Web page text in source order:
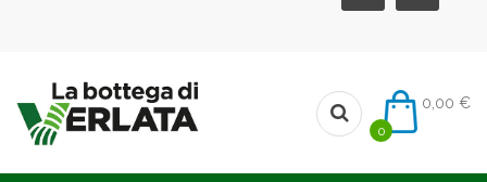
0,00 €
0